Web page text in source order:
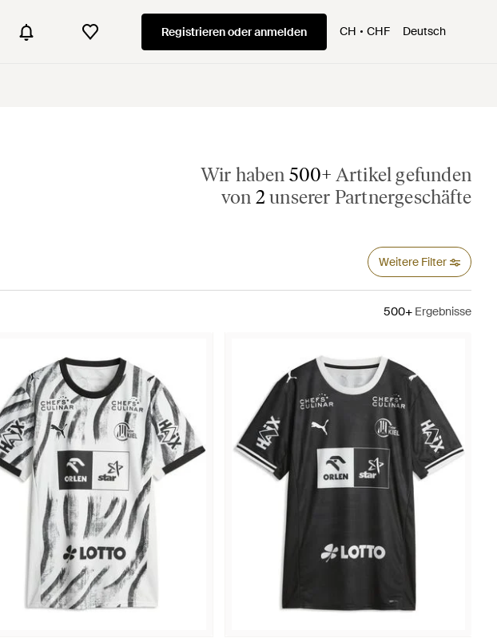
Registrieren oder anmelden CH CHF Deutsch
Wir haben 500+ Artikel gefunden
von 2 unserer Partnergeschäfte
Weitere Filter
500+ Ergebnisse